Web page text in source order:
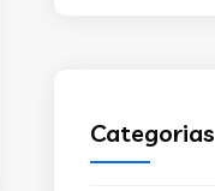
Categorias